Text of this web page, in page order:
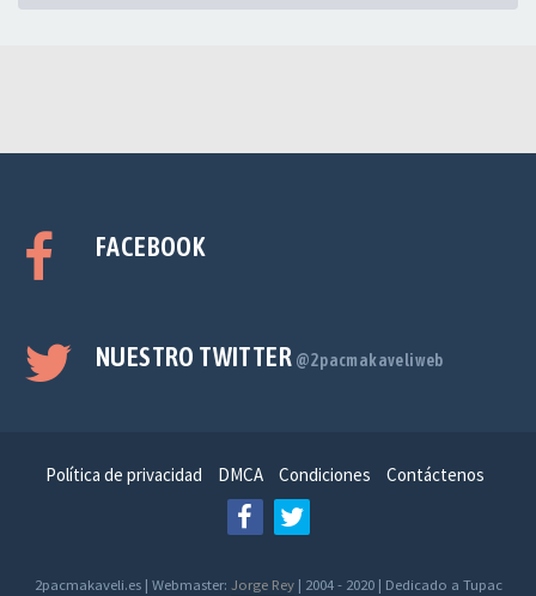
FACEBOOK
NUESTRO TWITTER @2pacmakaveliweb
Política de privacidad DMCA Condiciones Contáctenos
2pacmakaveli.es | Webmaster: Jorge Rey| 2004 - 2020 | Dedicado a Tupac